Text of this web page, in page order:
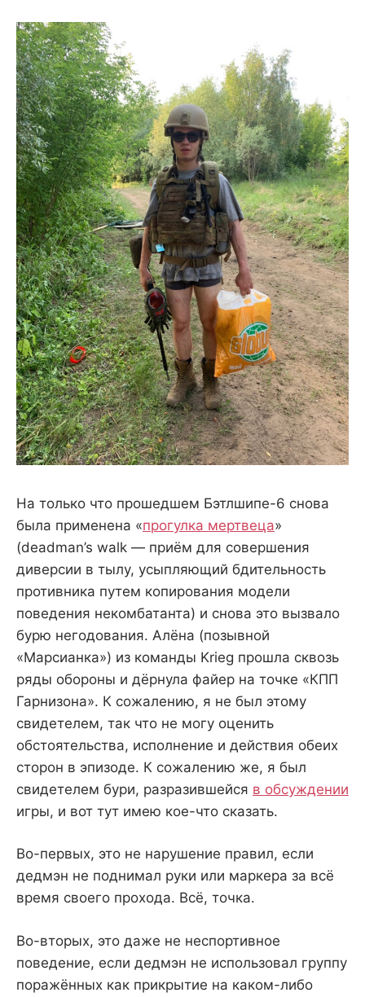
На только что прошедшем Бэтлшипе-6 снова
была применена «прогулка мертвеца»
(deadman’s walk — приём для совершения
диверсии в тылу, усыпляющий бдительность
противника путем копирования модели
поведения некомбатанта) и снова это вызвало
бурю негодования. Алёна (позывной
«Марсианка») из команды Krieg прошла сквозь
ряды обороны и дёрнула файер на точке «КПП
Гарнизона». К сожалению, я не был этому
свидетелем, так что не могу оценить
обстоятельства, исполнение и действия обеих
сторон в эпизоде. К сожалению же, я был
свидетелем бури, разразившейся в обсуждении
игры, и вот тут имею кое-что сказать.
Во-первых, это не нарушение правил, если
дедмэн не поднимал руки или маркера за всё
время своего прохода. Всё, точка.
Во-вторых, это даже не неспортивное
поведение, если дедмэн не использовал группу
поражённых как прикрытие на каком-либо